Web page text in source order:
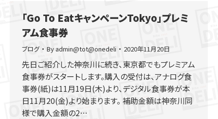
「Go To EatキャンペーンTokyo」プレミ
アム食事券
ブログ By admin@tot@onedeli 2020年11月20日
先日ご紹介した神奈川に続き、東京都でもプレミアム
食事券がスタートします。購入の受付は、アナログ食
事券(紙)は11月19日(木)より、デジタル食事券が本
日11月20(金)より始まります。 補助金額は神奈川同
様で購入金額の2…